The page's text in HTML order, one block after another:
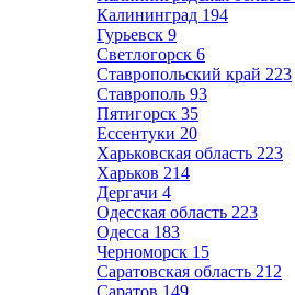
Калининград 194
Гурьевск 9
Светлогорск 6
Ставропольский край 223
Ставрополь 93
Пятигорск 35
Ессентуки 20
Харьковская область 223
Харьков 214
Дергачи 4
Одесская область 223
Одесса 183
Черноморск 15
Саратовская область 212
Саратов 149